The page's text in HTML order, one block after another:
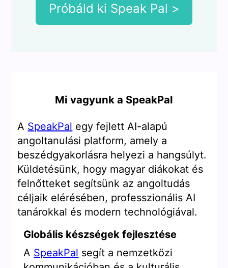
Próbáld ki Speak Pal >
Mi vagyunk a SpeakPal
A SpeakPal egy fejlett AI-alapú
angoltanulási platform, amely a
beszédgyakorlásra helyezi a hangsúlyt.
Küldetésünk, hogy magyar diákokat és
felnőtteket segítsünk az angoltudás
céljaik elérésében, professzionális AI
tanárokkal és modern technológiával.
Globális készségek fejlesztése
A SpeakPal segít a nemzetközi